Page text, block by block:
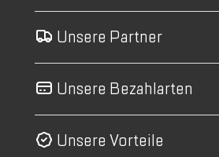
Unsere Partner
Unsere Bezahlarten
Unsere Vorteile